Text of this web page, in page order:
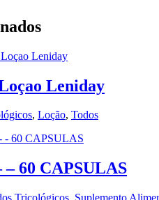
Leniday
, Loção, Todos
60 CAPSULAS